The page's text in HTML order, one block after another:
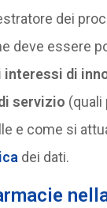
dei
deve essere
interessi di
servizio (quali
e come si
dei dati.